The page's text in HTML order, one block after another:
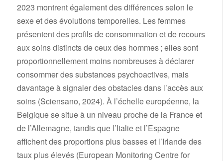
2023 montrent également des différences selon le
sexe et des évolutions temporelles. Les femmes
présentent des profils de consommation et de recours
aux soins distincts de ceux des hommes ; elles sont
proportionnellement moins nombreuses à déclarer
consommer des substances psychoactives, mais
davantage à signaler des obstacles dans l’accès aux
soins (Sciensano, 2024). À l’échelle européenne, la
Belgique se situe à un niveau proche de la France et
de l’Allemagne, tandis que l’Italie et l’Espagne
affichent des proportions plus basses et l’Irlande des
taux plus élevés (European Monitoring Centre for